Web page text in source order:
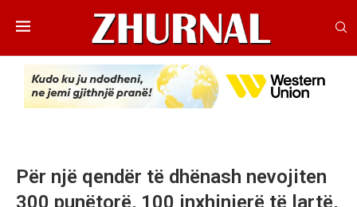
Për një qendër të dhënash nevojiten
300 punëtorë, 100 inxhinierë të lartë,